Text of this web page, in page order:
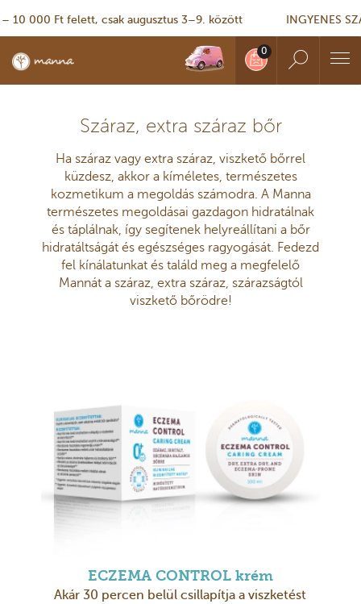
10 000 Ft felett, csak augusztus 3–9. között INGYENES
Száraz, extra száraz bőr
Ha száraz vagy extra száraz, viszkető bőrrel
küzdesz, akkor a kíméletes, természetes
kozmetikum a megoldás számodra. A Manna
természetes megoldásai gazdagon hidratálnak
és táplálnak, így segítenek helyreállítani a bőr
hidratáltságát és egészséges ragyogását. Fedezd
fel kínálatunkat és találd meg a megfelelő
Mannát a száraz, extra száraz, szárazságtól
viszkető bőrödre!
ECZEMA CONTROL krém
Akár 30 percen belül csillapítja a viszketést